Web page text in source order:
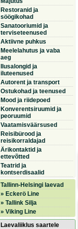
Restoranid ja
söögikohad
Sanatooriumid ja
terviseteenused
Aktiivne puhkus
Meelelahutus ja vaba
aeg
Ilusalongid ja
iluteenused
Autorent ja transport
Ostukohad ja teenused
Mood ja riidepoed
Konverentsiruumid ja
peoruumid
Vaatamisväärsused
Reisibürood ja
reisikorraldajad
Ärikontaktid ja
ettevõtted
Teatrid ja
kontserdisaalid
Tallinn-Helsingi laevad
» Eckerö Line
» Tallink Silja
» Viking Line
Laevaliiklus saartele